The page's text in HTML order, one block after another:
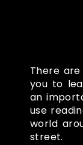
There
you to
an
use
world
street.